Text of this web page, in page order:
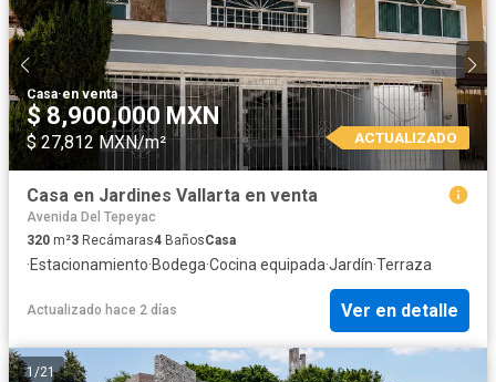
Casa·en venta
$ 8,900,000 MXN
$ 27,812 MXN/m² ACTUALIZADO
Casa en Jardines Vallarta en venta
Avenida Del Tepeyac
320 m²3 Recámaras4 BañosCasa
·Estacionamiento·Bodega·Cocina equipada·Jardín·Terraza
Actualizado hace 2 días Ver en detalle
1 /21